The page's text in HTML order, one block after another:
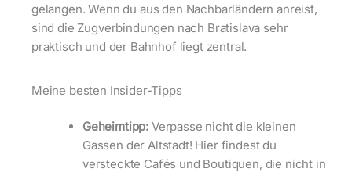
gelangen. Wenn du aus den Nachbarländern anreist,
sind die Zugverbindungen nach Bratislava sehr
praktisch und der Bahnhof liegt zentral.
Meine besten Insider-Tipps
Geheimtipp: Verpasse nicht die kleinen
Gassen der Altstadt! Hier findest du
versteckte Cafés und Boutiquen, die nicht in